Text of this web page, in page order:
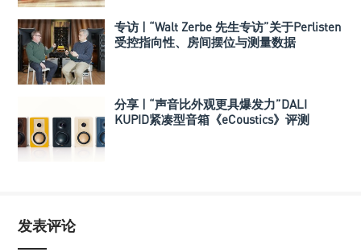
专访 | “Walt Zerbe 先生专访”关于Perlisten
受控指向性、房间摆位与测量数据
分享 | “声音比外观更具爆发力”DALI
KUPID紧凑型音箱《eCoustics》评测
发表评论